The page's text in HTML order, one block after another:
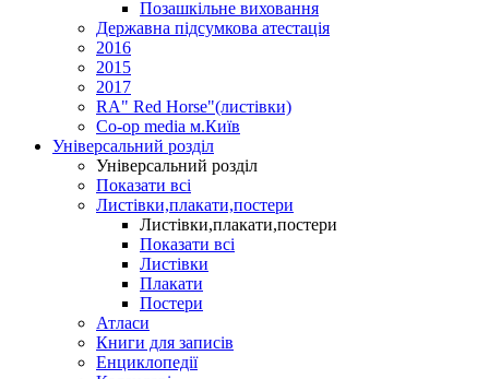
Позашкільне виховання
Державна підсумкова атестація
2016
2015
2017
RA" Red Horse"(листівки)
Co-op media м.Київ
Універсальний розділ
Універсальний розділ
Показати всі
Листівки,плакати,постери
Листівки,плакати,постери
Показати всі
Листівки
Плакати
Постери
Атласи
Книги для записів
Енциклопедії